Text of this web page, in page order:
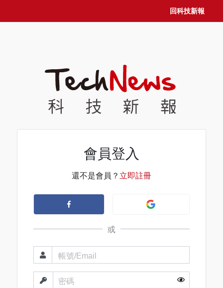
回科技新報
會員登入
還不是會員？ 立即註冊
或
帳號/Email
密碼